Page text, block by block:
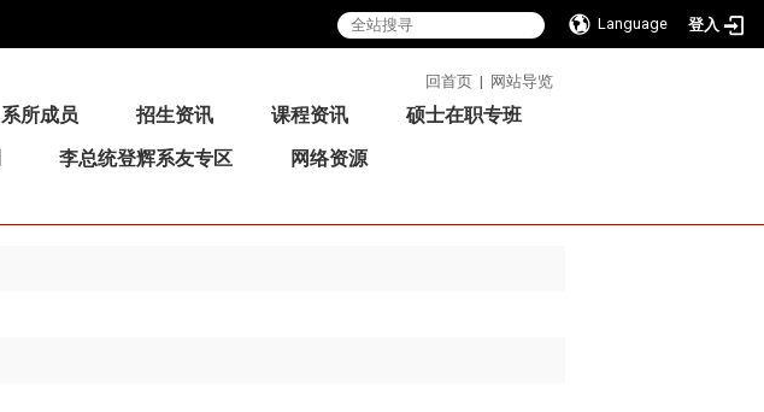
Language 登入
回首页 | 网站导览
系所成员 招生资讯 课程资讯
硕士在职专班
李总统登辉系友专区
网络资源